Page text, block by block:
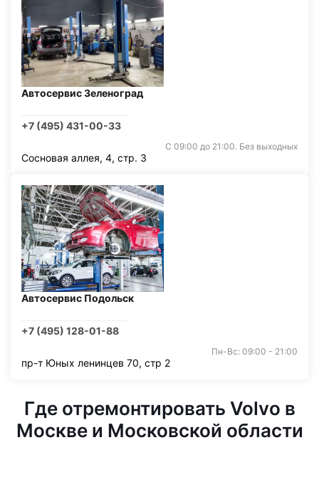
Автосервис Зеленоград
+7 (495) 431-00-33
С 09:00 до 21:00. Без выходных
Сосновая аллея, 4, стр. 3
Автосервис Подольск
+7 (495) 128-01-88
Пн-Вс: 09:00 - 21:00
пр-т Юных ленинцев 70, стр 2
Где отремонтировать Volvo в
Москве и Московской области